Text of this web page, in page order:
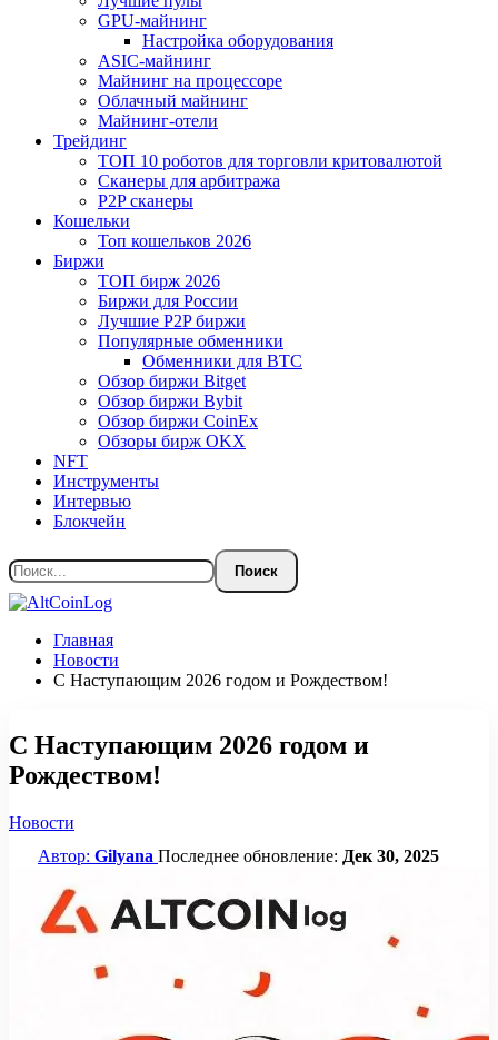
GPU-майнинг
Настройка оборудования
ASIC-майнинг
Майнинг на процессоре
Облачный майнинг
Майнинг-отели
Трейдинг
ТОП 10 роботов для торговли критовалютой
Сканеры для арбитража
P2P сканеры
Кошельки
Топ кошельков 2026
Биржи
ТОП бирж 2026
Биржи для России
Лучшие P2P биржи
Популярные обменники
Обменники для BTC
Обзор биржи Bitget
Обзор биржи Bybit
Обзор биржи CoinEx
Обзоры бирж OKX
NFT
Инструменты
Интервью
Блокчейн
Главная
Новости
С Наступающим 2026 годом и Рождеством!
С Наступающим 2026 годом и
Рождеством!
Новости
Автор: Gilyana Последнее обновление: Дек 30, 2025